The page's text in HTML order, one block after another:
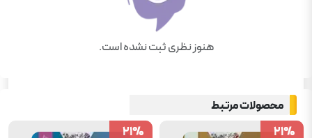
هنوز نظری ثبت نشده است.
محصولات مرتبط
21%
21%
21%
21%